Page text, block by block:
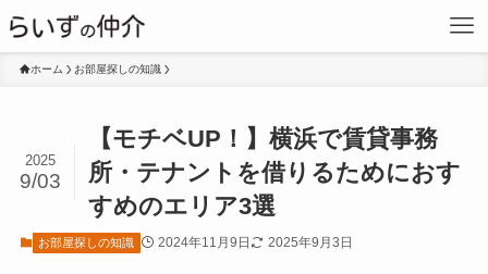
ホーム お部屋探しの知識
【モチベUP！】横浜で賃貸事務
所・テナントを借りるためにおす
すめのエリア3選
2025
9/03
お部屋探しの知識 2024年11月9日 2025年9月3日